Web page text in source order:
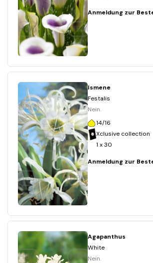
Anmeldung zur
Ismene
Festalis
Nein.
14/16
Xclusive collection
1 x 30
Anmeldung zur
Agapanthus
White
Nein.